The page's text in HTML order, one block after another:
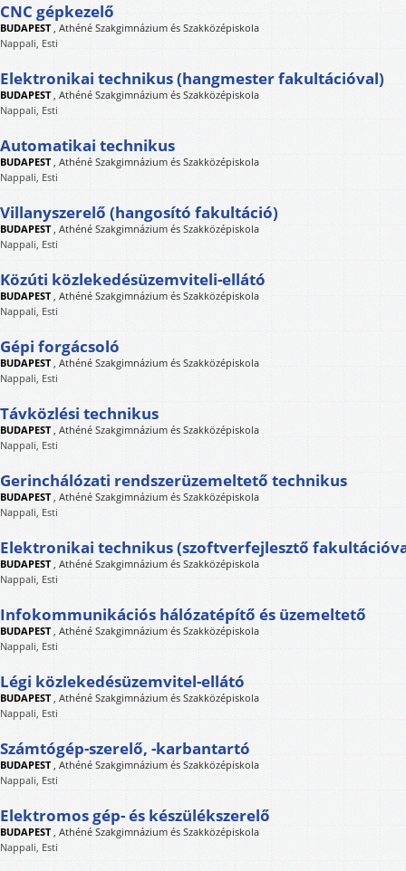
CNC gépkezelő
BUDAPEST, Athéné Szakgimnázium és Szakközépiskola
Nappali, Esti
Elektronikai technikus (hangmester fakultációval)
BUDAPEST, Athéné Szakgimnázium és Szakközépiskola
Nappali, Esti
Automatikai technikus
BUDAPEST, Athéné Szakgimnázium és Szakközépiskola
Nappali, Esti
Villanyszerelő (hangosító fakultáció)
BUDAPEST, Athéné Szakgimnázium és Szakközépiskola
Nappali, Esti
Közúti közlekedésüzemviteli-ellátó
BUDAPEST, Athéné Szakgimnázium és Szakközépiskola
Nappali, Esti
Gépi forgácsoló
BUDAPEST, Athéné Szakgimnázium és Szakközépiskola
Nappali, Esti
Távközlési technikus
BUDAPEST, Athéné Szakgimnázium és Szakközépiskola
Nappali, Esti
Gerinchálózati rendszerüzemeltető technikus
BUDAPEST, Athéné Szakgimnázium és Szakközépiskola
Nappali, Esti
Elektronikai technikus (szoftverfejlesztő
BUDAPEST, Athéné Szakgimnázium és Szakközépiskola
Nappali, Esti
Infokommunikációs hálózatépítő és üzemeltető
BUDAPEST, Athéné Szakgimnázium és Szakközépiskola
Nappali, Esti
Légi közlekedésüzemvitel-ellátó
BUDAPEST, Athéné Szakgimnázium és Szakközépiskola
Nappali, Esti
Számtógép-szerelő, -karbantartó
BUDAPEST, Athéné Szakgimnázium és Szakközépiskola
Nappali, Esti
Elektromos gép- és készülékszerelő
BUDAPEST, Athéné Szakgimnázium és Szakközépiskola
Nappali, Esti